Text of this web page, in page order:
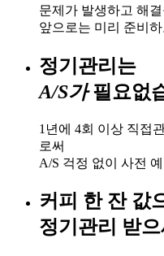
문제가 발생하고 해
앞으로는 미리 준비
정기관리는
A/S가필요없
1년에 4회 이상 직접
로써
A/S 걱정 없이 사전
커피 한 잔 값
정기관리 받